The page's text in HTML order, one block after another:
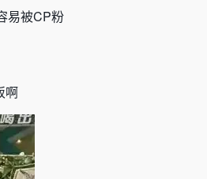
易被CP粉
啊